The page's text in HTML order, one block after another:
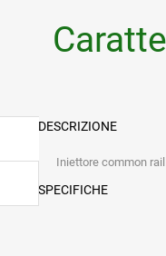
DESCRIZIONE
Iniettore common
SPECIFICHE